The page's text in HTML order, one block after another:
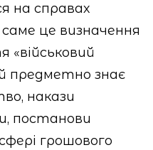
на справах
саме це визначення
предметно знає
накази
постанови
грошового